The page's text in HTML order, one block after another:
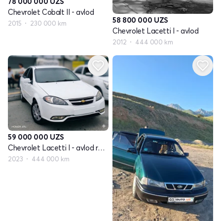
Chevrolet Cobalt II - avlod
2015 230 000 km 58 800 000 UZS
Chevrolet Lacetti I - avlod
2012 444 000 km
59 000 000 UZS
Chevrolet Lacetti I - avlod restayling
2023 444 000 km